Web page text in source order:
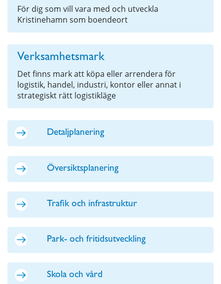
För dig som vill vara med och utveckla
Kristinehamn som boendeort
Verksamhetsmark
Det finns mark att köpa eller arrendera för
logistik, handel, industri, kontor eller annat i
strategiskt rätt logistikläge
Detaljplanering
Översiktsplanering
Trafik och infrastruktur
Park- och fritidsutveckling
Skola och vård